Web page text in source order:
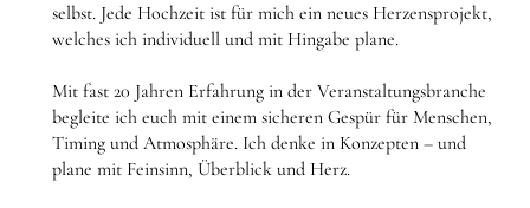
selbst. Jede Hochzeit ist für mich ein neues Herzensprojekt,
welches ich individuell und mit Hingabe plane.
Mit fast 20 Jahren Erfahrung in der Veranstaltungsbranche
begleite ich euch mit einem sicheren Gespür für Menschen,
Timing und Atmosphäre. Ich denke in Konzepten – und
plane mit Feinsinn, Überblick und Herz.